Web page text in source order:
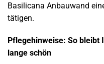
Basilicana Anbauwand
tätigen.
Pflegehinweise: So bleibt
lange schön